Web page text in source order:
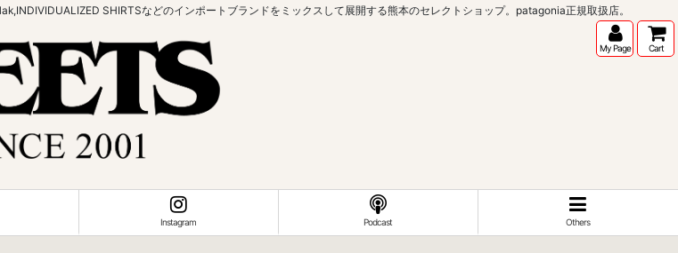
SHIRTSなどのインポートブランドをミックスして展開する熊本のセレクトショップ。patagonia正規取扱店。
My Page Cart
Instagram Podcast Others